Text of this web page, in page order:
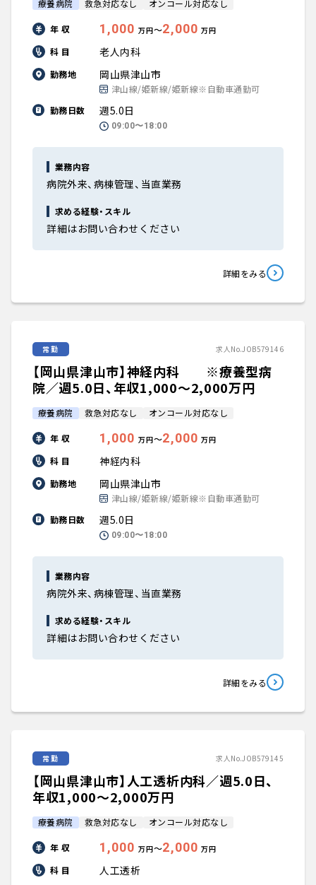
療養病院 救急対応なし オンコール対応なし
年 収 1,000 万円〜2,000 万円
科 目 老人内科
勤務地 岡山県津山市
津山線/姫新線/姫新線※自動車通勤可
勤務日数
週5.0日
09:00〜18:00
業務内容
病院外来、病棟管理、当直業務
求める経験・スキル
詳細はお問い合わせください
詳細をみる
常勤 求人No.JOB579146
【岡山県津山市】神経内科 ※療養型病
院／週5.0日、年収1,000〜2,000万円
療養病院 救急対応なし オンコール対応なし
年 収 1,000 万円〜2,000 万円
科 目 神経内科
勤務地 岡山県津山市
津山線/姫新線/姫新線※自動車通勤可
勤務日数
週5.0日
09:00〜18:00
業務内容
病院外来、病棟管理、当直業務
求める経験・スキル
詳細はお問い合わせください
詳細をみる
常勤 求人No.JOB579145
【岡山県津山市】人工透析内科／週5.0日、
年収1,000〜2,000万円
療養病院 救急対応なし オンコール対応なし
年 収 1,000 万円〜2,000 万円
科 目 人工透析